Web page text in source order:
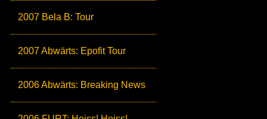
2007 Bela B: Tour
2007 Abwärts: Epofit Tour
2006 Abwärts: Breaking News